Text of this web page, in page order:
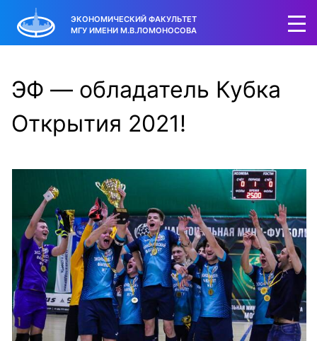
ЭКОНОМИЧЕСКИЙ ФАКУЛЬТЕТ
МГУ ИМЕНИ М.В.ЛОМОНОСОВА
ЭФ — обладатель Кубка
Открытия 2021!